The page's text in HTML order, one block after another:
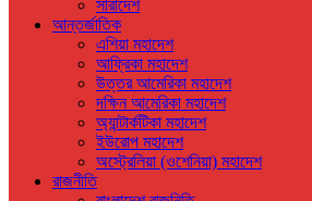
সারাদেশ
আন্তর্জাতিক
এশিয়া মহাদেশ
আফ্রিকা মহাদেশ
উত্তর আমেরিকা মহাদেশ
দক্ষিন আমেরিকা মহাদেশ
অ্যান্টার্কটিকা মহাদেশ
ইউরোপ মহাদেশ
অস্ট্রেলিয়া (ওশেনিয়া) মহাদেশ
রাজনীতি